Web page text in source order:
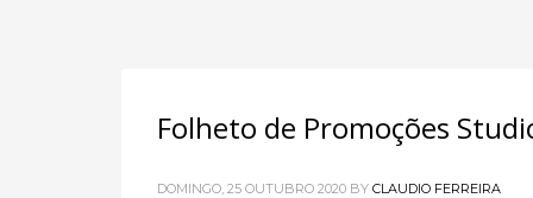
Folheto de Promoções
DOMINGO, 25 OUTUBRO 2020 BY CLAUDIO FERREIRA